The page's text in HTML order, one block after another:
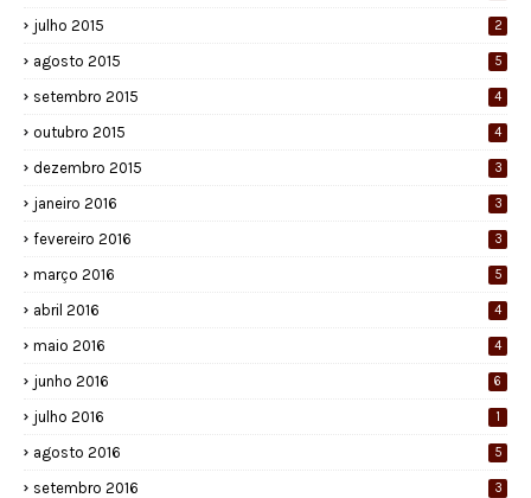
julho 2015 2
agosto 2015 5
setembro 2015 4
outubro 2015 4
dezembro 2015 3
janeiro 2016 3
fevereiro 2016 3
março 2016 5
abril 2016 4
maio 2016 4
junho 2016 6
julho 2016 1
agosto 2016 5
setembro 2016 3